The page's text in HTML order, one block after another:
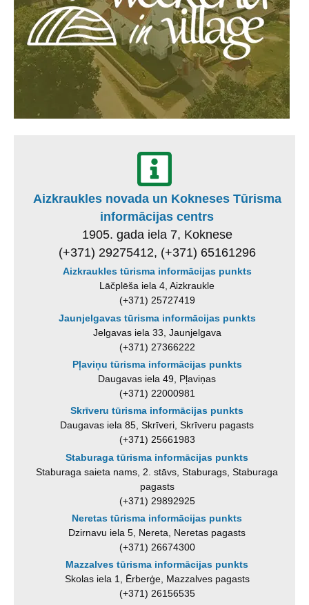
Aizkraukles novada un Kokneses Tūrisma
informācijas centrs
1905. gada iela 7, Koknese
(+371) 29275412, (+371) 65161296
Aizkraukles tūrisma informācijas punkts
Lāčplēša iela 4, Aizkraukle
(+371) 25727419
Jaunjelgavas tūrisma informācijas punkts
Jelgavas iela 33, Jaunjelgava
(+371) 27366222
Pļaviņu tūrisma informācijas punkts
Daugavas iela 49, Pļaviņas
(+371) 22000981
Skrīveru tūrisma informācijas punkts
Daugavas iela 85, Skrīveri, Skrīveru pagasts
(+371) 25661983
Staburaga tūrisma informācijas punkts
Staburaga saieta nams, 2. stāvs, Staburags, Staburaga
pagasts
(+371) 29892925
Neretas tūrisma informācijas punkts
Dzirnavu iela 5, Nereta, Neretas pagasts
(+371) 26674300
Mazzalves tūrisma informācijas punkts
Skolas iela 1, Ērberģe, Mazzalves pagasts
(+371) 26156535